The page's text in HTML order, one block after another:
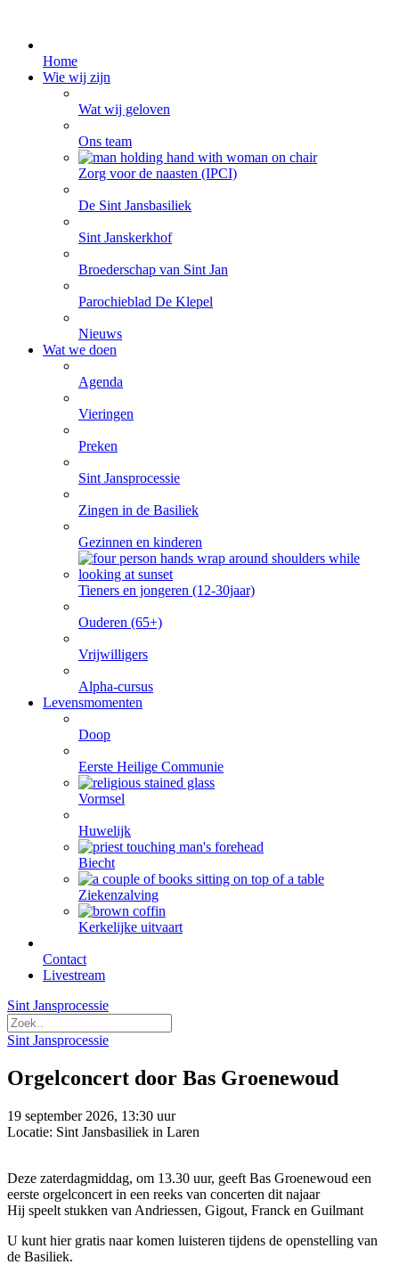
Home
Wie wij zijn
Wat wij geloven
Ons team
Zorg voor de naasten (IPCI)
De Sint Jansbasiliek
Sint Janskerkhof
Broederschap van Sint Jan
Parochieblad De Klepel
Nieuws
Wat we doen
Agenda
Vieringen
Preken
Sint Jansprocessie
Zingen in de Basiliek
Gezinnen en kinderen
Tieners en jongeren (12-30jaar)
Ouderen (65+)
Vrijwilligers
Alpha-cursus
Levensmomenten
Doop
Eerste Heilige Communie
Vormsel
Huwelijk
Biecht
Ziekenzalving
Kerkelijke uitvaart
Contact
Livestream
Sint Jansprocessie
Sint Jansprocessie
Orgelconcert door Bas Groenewoud
19 september 2026, 13:30 uur
Locatie: Sint Jansbasiliek in Laren
Deze zaterdagmiddag, om 13.30 uur, geeft Bas Groenewoud een
eerste orgelconcert in een reeks van concerten dit najaar
Hij speelt stukken van Andriessen, Gigout, Franck en Guilmant
U kunt hier gratis naar komen luisteren tijdens de openstelling van
de Basiliek.